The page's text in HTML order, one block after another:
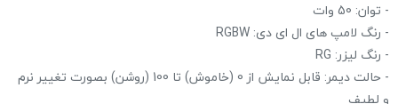
- توان: 50 وات
- رنگ لامپ های ال ای دی: RGBW
- رنگ لیزر: RG
- حالت دیمر: قابل نمایش از 0 (خاموش) تا 100 (روشن) بصورت تغییر نرم
و لطیف